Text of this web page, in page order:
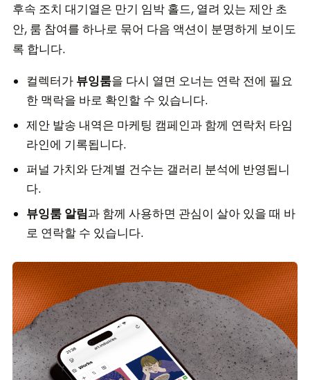
후속 조치 대기열은 만기 임박 홀드, 열려 있는 제안 초
안, 룸 참여를 하나로 묶어 다음 액션이 분명하게 보이도
록 합니다.
컬렉터가 뷰잉룸을 다시 열면 오너는 연락 전에 필요
한 맥락을 바로 확인할 수 있습니다.
제안 발송 내역은 마케팅 캠페인과 함께 연락처 타임
라인에 기록됩니다.
퍼널 가치와 단계별 건수는 갤러리 분석에 반영됩니
다.
뷰잉룸 알림과 함께 사용하면 관심이 살아 있을 때 바
로 연락할 수 있습니다.